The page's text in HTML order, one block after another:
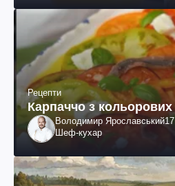
Рецепти
Карпаччо з кольорових
Володимир Ярославський
Шеф-кухар